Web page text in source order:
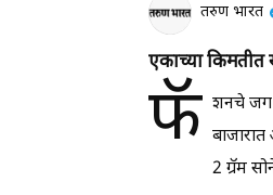
तरुण भारत
एकाच्या किमतीत
फॅ शनचे जग
2 ग्रॅम